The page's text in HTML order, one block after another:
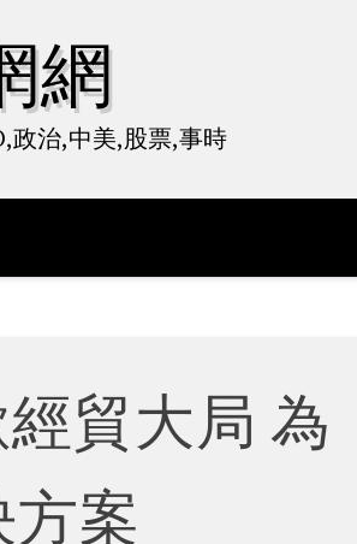
網
政治,中美,股票,事時
貿大局 為
案